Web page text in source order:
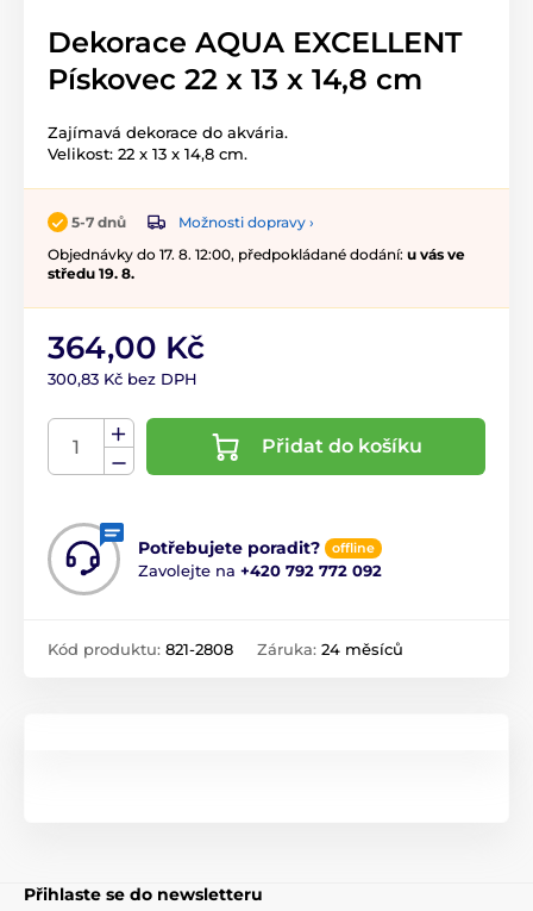
Dekorace AQUA EXCELLENT
Pískovec 22 x 13 x 14,8 cm
Zajímavá dekorace do akvária.
Velikost: 22 x 13 x 14,8 cm.
5-7 dnů
Možnosti dopravy ›
Objednávky do 17. 8. 12:00, předpokládané dodání: u vás ve
středu 19. 8.
364,00 Kč
300,83 Kč bez DPH
Přidat do košíku
Potřebujete poradit? offline
Zavolejte na +420 792 772 092
Kód produktu: 821-2808 Záruka: 24 měsíců
Přihlaste se do newsletteru